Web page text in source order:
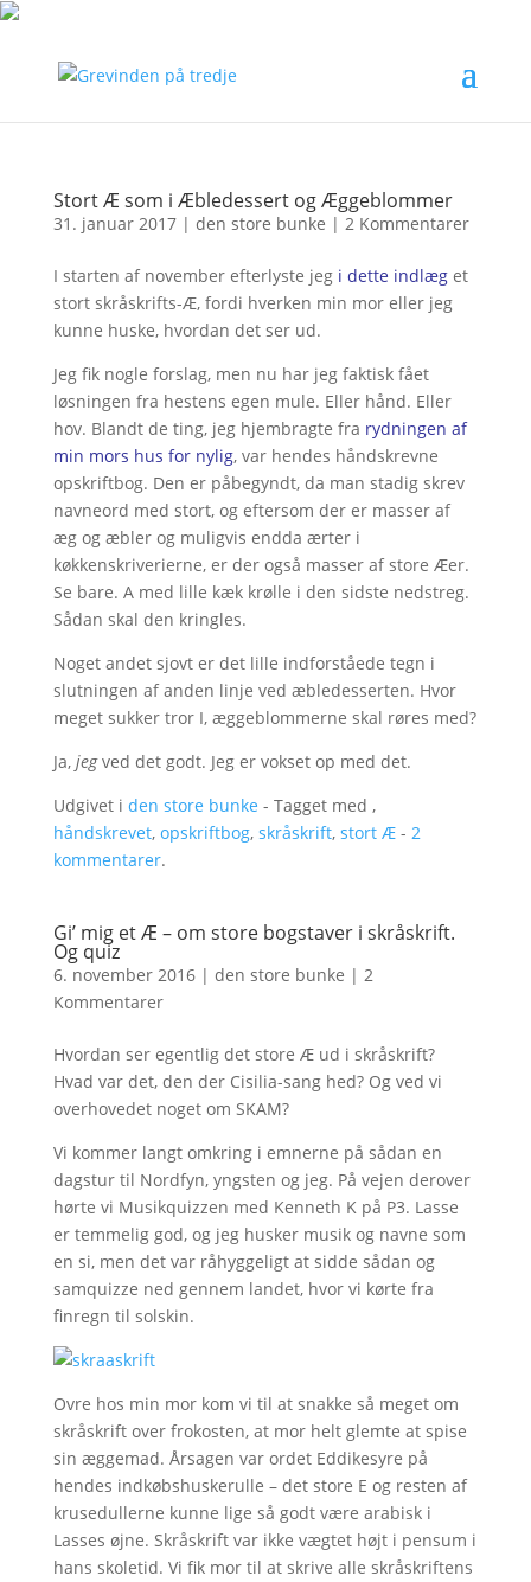
Stort Æ som i Æbledessert og Æggeblommer
31. januar 2017| den store bunke | 2 Kommentarer
I starten af november efterlyste jeg i dette indlæget
stort skråskrifts-Æ, fordi hverken min mor eller jeg
kunne huske, hvordan det ser ud.
Jeg fik nogle forslag, men nu har jeg faktisk fået
løsningen fra hestens egen mule. Eller hånd. Eller
hov. Blandt de ting, jeg hjembragte fra rydningen af
min mors hus for nylig, var hendes håndskrevne
opskriftbog. Den er påbegyndt, da man stadig skrev
navneord med stort, og eftersom der er masser af
æg og æbler og muligvis endda ærter i
køkkenskriverierne, er der også masser af store Æer.
Se bare. A med lille kæk krølle i den sidste nedstreg.
Sådan skal den kringles.
Noget andet sjovt er det lille indforståede tegn i
slutningen af anden linje ved æbledesserten. Hvor
meget sukker tror I, æggeblommerne skal røres med?
Ja, jegved det godt. Jeg er vokset op med det.
Udgivet i den store bunke - Tagget med ,
håndskrevet, opskriftbog, skråskrift, stort Æ- 2
kommentarer.
Gi’ mig et Æ – om store bogstaver i skråskrift.
Og quiz
6. november 2016| den store bunke | 2
Kommentarer
Hvordan ser egentlig det store Æ ud i skråskrift?
Hvad var det, den der Cisilia-sang hed? Og ved vi
overhovedet noget om SKAM?
Vi kommer langt omkring i emnerne på sådan en
dagstur til Nordfyn, yngsten og jeg. På vejen derover
hørte vi Musikquizzen med Kenneth K på P3. Lasse
er temmelig god, og jeg husker musik og navne som
en si, men det var råhyggeligt at sidde sådan og
samquizze ned gennem landet, hvor vi kørte fra
finregn til solskin.
Ovre hos min mor kom vi til at snakke så meget om
skråskrift over frokosten, at mor helt glemte at spise
sin æggemad. Årsagen var ordet Eddikesyre på
hendes indkøbshuskerulle – det store E og resten af
krusedullerne kunne lige så godt være arabisk i
Lasses øjne. Skråskrift var ikke vægtet højt i pensum i
hans skoletid. Vi fik mor til at skrive alle skråskriftens